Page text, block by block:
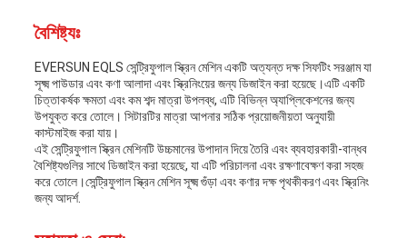
বৈশিষ্ট্যঃ
EVERSUN EQLS সেন্ট্রিফুগাল স্ক্রিন মেশিন একটি অত্যন্ত দক্ষ সিফটিং সরঞ্জাম যা
সূক্ষ্ম পাউডার এবং কণা আলাদা এবং স্ক্রিনিংয়ের জন্য ডিজাইন করা হয়েছে।এটি একটি
চিত্তাকর্ষক ক্ষমতা এবং কম শব্দ মাত্রা উপলব্ধ, এটি বিভিন্ন অ্যাপ্লিকেশনের জন্য
উপযুক্ত করে তোলে। সিটারটির মাত্রা আপনার সঠিক প্রয়োজনীয়তা অনুযায়ী
কাস্টমাইজ করা যায়।
এই সেন্ট্রিফুগাল স্ক্রিন মেশিনটি উচ্চমানের উপাদান দিয়ে তৈরি এবং ব্যবহারকারী-বান্ধব
বৈশিষ্ট্যগুলির সাথে ডিজাইন করা হয়েছে, যা এটি পরিচালনা এবং রক্ষণাবেক্ষণ করা সহজ
করে তোলে।সেন্ট্রিফুগাল স্ক্রিন মেশিন সূক্ষ্ম গুঁড়া এবং কণার দক্ষ পৃথকীকরণ এবং স্ক্রিনিং
জন্য আদর্শ.